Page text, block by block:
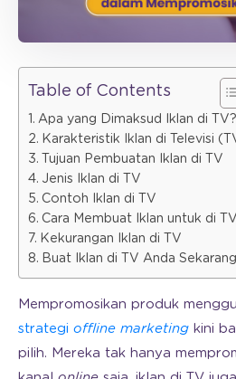
Table of Contents
Apa yang Dimaksud Iklan di TV?
Karakteristik Iklan di Televisi
Tujuan Pembuatan Iklan di TV
Jenis Iklan di TV
Contoh Iklan di TV
Cara Membuat Iklan untuk di TV
Kekurangan Iklan di TV
Buat Iklan di TV Anda
Mempromosikan produk
strategi offline marketing kini
pilih. Mereka tak hanya